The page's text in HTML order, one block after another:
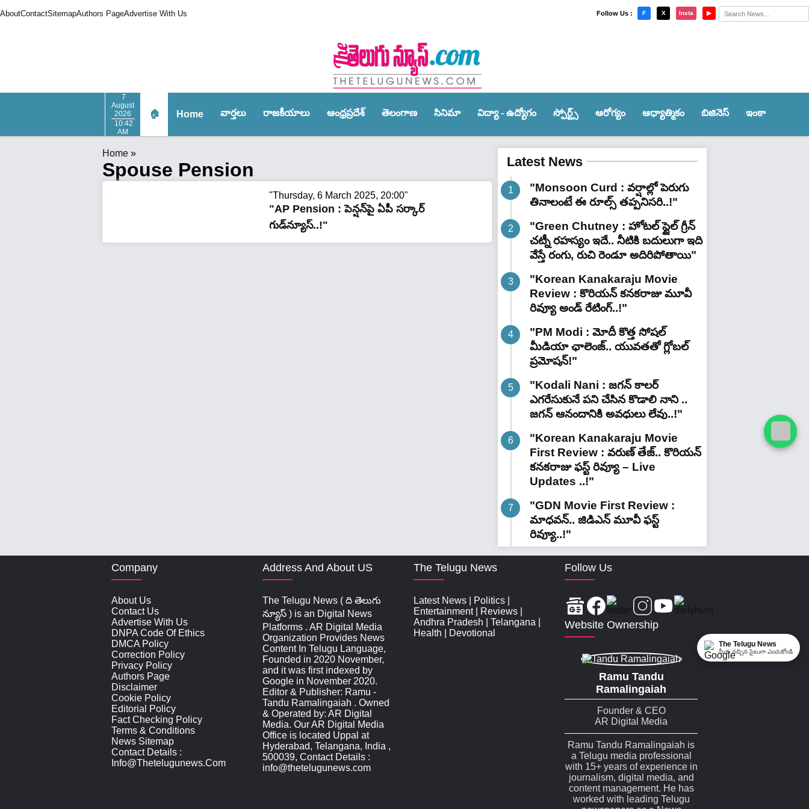
AboutContactSitemapAuthors PageAdvertise With Us Follow Us : F X Insta ▶
7
August
2026
10:42
AM
🏠 Home వార్త‌లు రాజ‌కీయాలు ఆంధ్ర‌ప్ర‌దేశ్‌ తెలంగాణ‌ సినిమా విద్యా - ఉద్యోగం స్పోర్ట్స్‌ ఆరోగ్యం ఆధ్యాత్మికం బిజినెస్ ఇంకా
×
Home »
Spouse Pension
"Thursday, 6 March 2025, 20:00"
"AP Pension : పెన్షన్‌పై ఏపీ స‌ర్కార్
గుడ్‌న్యూస్‌..!"
Latest News
"Monsoon Curd : వర్షాల్లో పెరుగు
తినాలంటే ఈ రూల్స్ తప్పనిసరి..!"
"Green Chutney : హోటల్ స్టైల్ గ్రీన్
చట్నీ రహస్యం ఇదే.. నీటికి బదులుగా ఇది
వేస్తే రంగు, రుచి రెండూ అదిరిపోతాయి"
"Korean Kanakaraju Movie
Review : కొరియన్ కనకరాజు మూవీ
రివ్యూ అండ్ రేటింగ్‌..!"
"PM Modi : మోదీ కొత్త సోషల్
మీడియా ఛాలెంజ్.. యువతతో గ్లోబల్
ప్రమోషన్!"
"Kodali Nani : జగన్ కాలర్
ఎగరేసుకునే పని చేసిన కొడాలి నాని ..
జగన్ ఆనందానికి అవధులు లేవు..!"
"Korean Kanakaraju Movie
First Review : వరుణ్ తేజ్.. కొరియన్
కనకరాజు ఫస్ట్ రివ్యూ – Live
Updates ..!"
"GDN Movie First Review :
మాధవన్.. జిడిఎన్ మూవీ ఫ‌స్ట్
రివ్యూ..!"
Company
About Us
Contact Us
Advertise With Us
DNPA Code Of Ethics
DMCA Policy
Correction Policy
Privacy Policy
Authors Page
Disclaimer
Cookie Policy
Editorial Policy
Fact Checking Policy
Terms & Conditions
News Sitemap
Contact Details :
Info@thetelugunews.com
Address And About US
The Telugu News ( ది తెలుగు
న్యూస్‌ ) is an Digital News
Platforms . AR Digital Media
Organization Provides News
Content In Telugu Language,
Founded in 2020 November,
and it was first indexed by
Google in November 2020.
Editor & Publisher: Ramu -
Tandu Ramalingaiah . Owned
& Operated by: AR Digital
Media. Our AR Digital Media
Office is located Uppal at
Hyderabad, Telangana, India ,
500039, Contact Details :
info@thetelugunews.com
The Telugu News
Latest News Politics
Entertainment| Reviews
Andhra Pradesh
Telangana
Health
Devotional
Follow Us
Website Ownership
Ramu Tandu
Ramalingaiah
Founder & CEO
AR Digital Media
Ramu Tandu Ramalingaiah is
a Telugu media professional
with 15+ years of experience in
journalism, digital media, and
content management. He has
worked with leading Telugu
The Telugu News
మీకు నచ్చిన సైటుగా ఎంచుకోండి